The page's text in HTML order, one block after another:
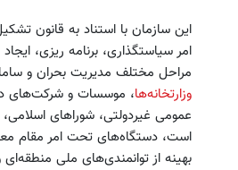
امر سیاستگذاری، برنامه ریزی،
مراحل مختلف مدیریت بحران و
وزارتخانه‌ها، موسسات و شرکت‌های
عمومی غیردولتی، شوراهای
است، دستگاه‌های تحت امر مقام
بهینه از توانمندی‌های ملی